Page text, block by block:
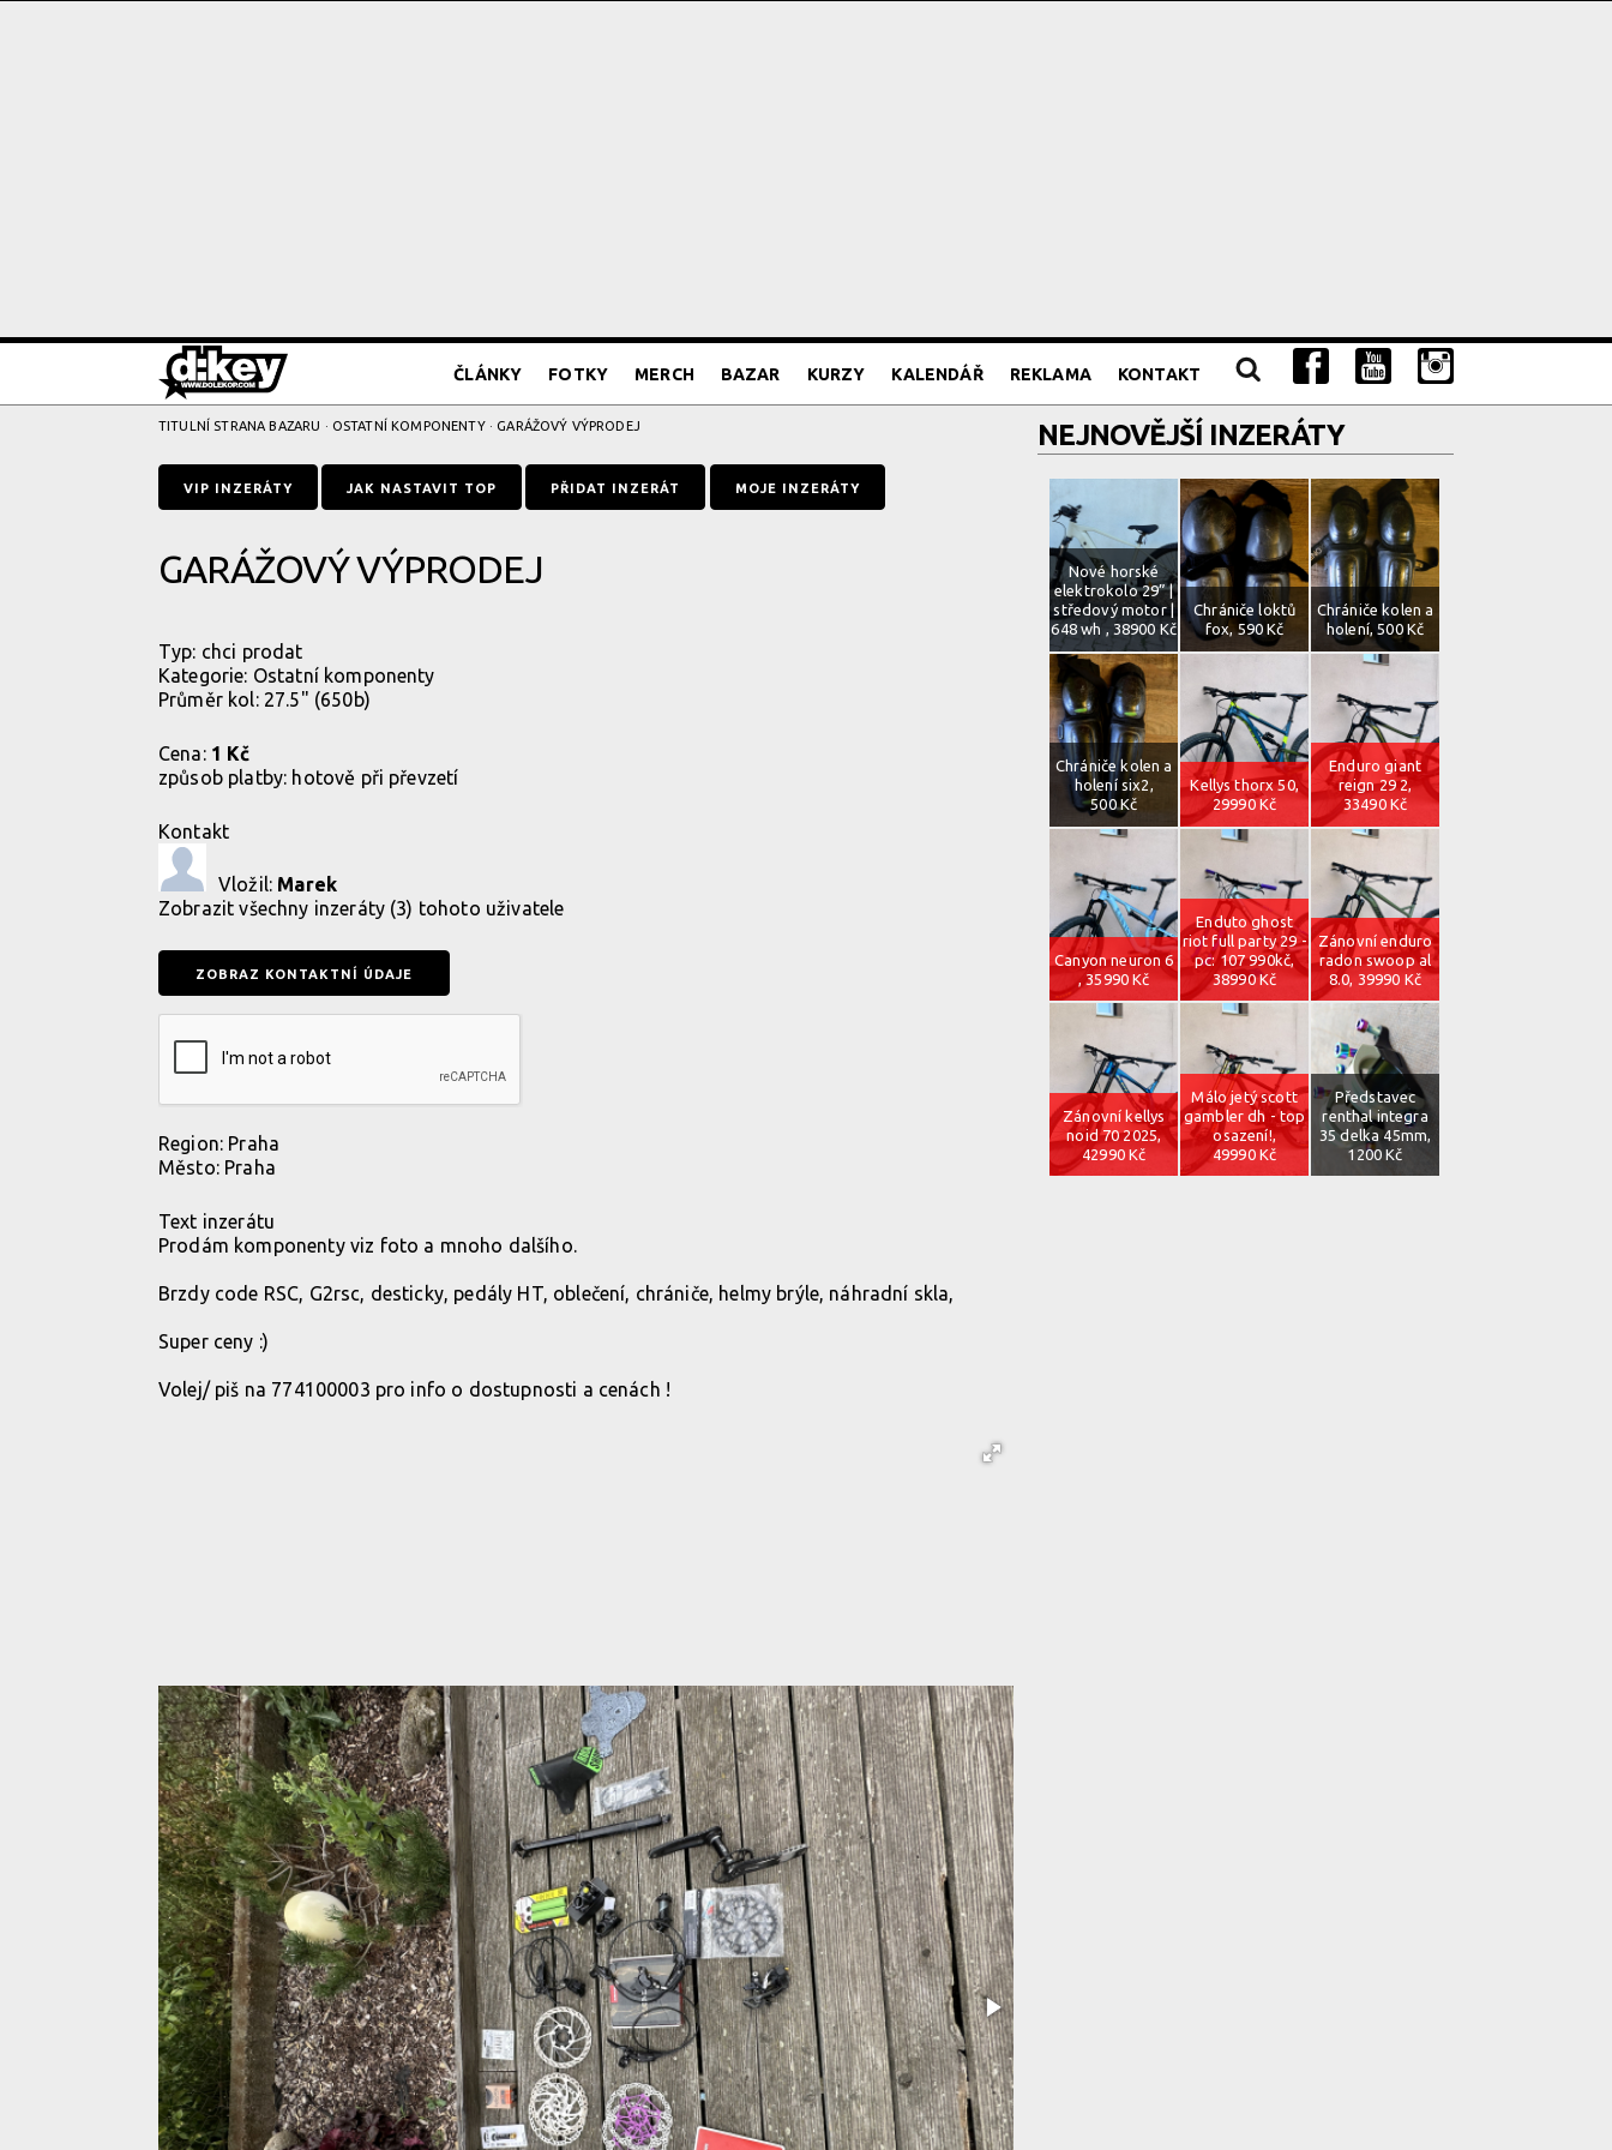
ČLÁNKY FOTKY MERCH BAZAR KURZY KALENDÁŘ REKLAMA KONTAKT
TITULNÍ STRANA BAZARU · OSTATNÍ KOMPONENTY· GARÁŽOVÝ VÝPRODEJ
VIP INZERÁTY JAK NASTAVIT TOP PŘIDAT INZERÁT MOJE INZERÁTY
GARÁŽOVÝ VÝPRODEJ
Typ: chci prodat
Kategorie: Ostatní komponenty
Průměr kol: 27.5" (650b)
Cena: 1 Kč
způsob platby: hotově při převzetí
Kontakt
Vložil: Marek
Zobrazitvšechny inzeráty (3) tohoto uživatele
Region: Praha
Město: Praha
Text inzerátu
Prodám komponenty viz foto a mnoho dalšího.
Brzdy code RSC, G2rsc, desticky, pedály HT, oblečení, chrániče, helmy brýle, náhradní skla,
Super ceny :)
Volej/ piš na 774100003 pro info o dostupnosti a cenách !
NEJNOVĚJŠÍ INZERÁTY
Nové horské
elektrokolo 29” |
středový motor |
648 wh , 38900 Kč
Chrániče loktů
fox, 590 Kč
Chrániče kolen a
holení, 500 Kč
Chrániče kolen a
holení six2,
500 Kč
Kellys thorx 50,
29990 Kč
Enduro giant
reign 29 2,
33490 Kč
Canyon neuron 6
, 35990 Kč
Enduto ghost
riot full party 29 -
pc: 107 990kč,
38990 Kč
Zánovní enduro
radon swoop al
8.0, 39990 Kč
Zánovní kellys
noid 70 2025,
42990 Kč
Málo jetý scott
gambler dh - top
osazení!,
49990 Kč
Představec
renthal integra
35 delka 45mm,
1200 Kč